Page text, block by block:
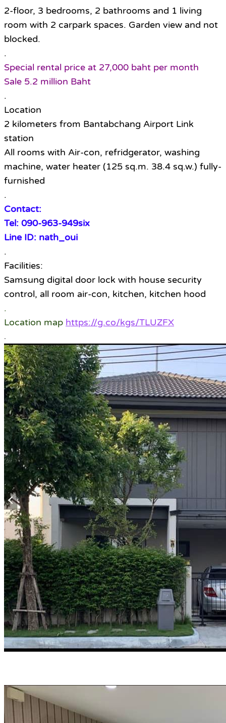
2-floor, 3 bedrooms, 2 bathrooms and 1 living
room with 2 carpark spaces. Garden view and not
blocked.
.
Special rental price at 27,000 baht per month
Sale 5.2 million Baht
.
Location
2 kilometers from Bantabchang Airport Link
station
All rooms with Air-con, refridgerator, washing
machine, water heater (125 sq.m. 38.4 sq.w.) fully-
furnished
.
Contact:
Tel: 090-963-949six
Line ID: nath_oui
.
Facilities:
Samsung digital door lock with house security
control, all room air-con, kitchen, kitchen hood
.
Location map https://g.co/kgs/TLUZFX
.